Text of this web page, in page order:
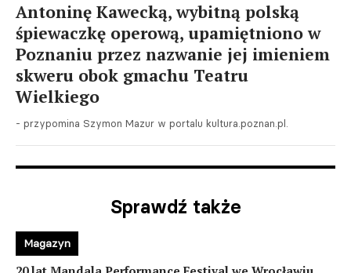
Antoninę Kawecką, wybitną polską
śpiewaczkę operową, upamiętniono w
Poznaniu przez nazwanie jej imieniem
skweru obok gmachu Teatru
Wielkiego
- przypomina Szymon Mazur w portalu kultura.poznan.pl.
Sprawdź także
Magazyn